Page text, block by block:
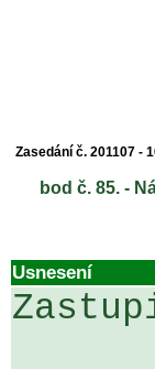
Zasedání č. 201107 -
bod č. 85. -
Usnesení